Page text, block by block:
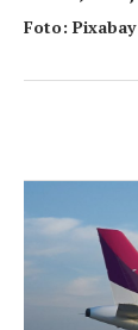
Foto: Pixabay